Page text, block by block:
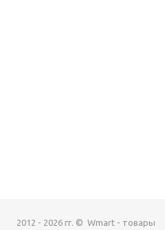
2012 - 2026 гг. © Wmart - товары